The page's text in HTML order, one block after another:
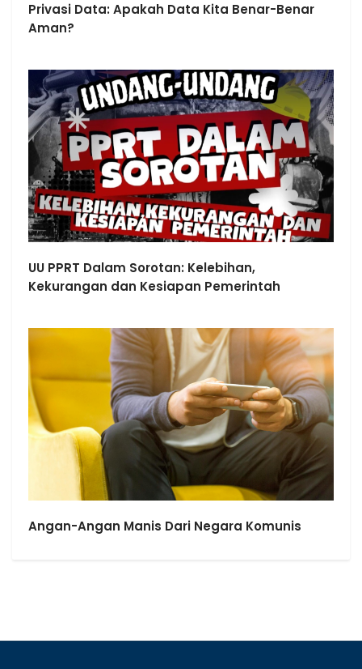
Privasi Data: Apakah Data Kita Benar-Benar
Aman?
UU PPRT Dalam Sorotan: Kelebihan,
Kekurangan dan Kesiapan Pemerintah
Angan-Angan Manis Dari Negara Komunis